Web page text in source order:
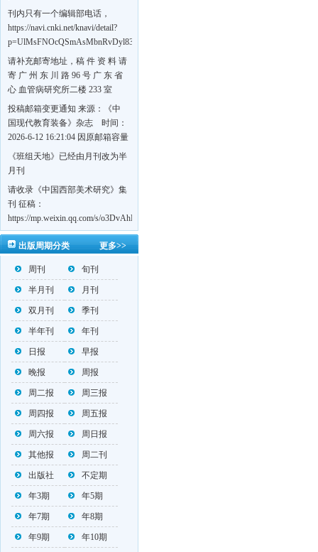
刊内只有一个编辑部电话，
https://navi.cnki.net/knavi/detail?
p=UlMsFNOcQSmAsMbnRvDyl83fGGu5dcrBYtF-
w7VFJdSWT5tem1RQ5W2sC5HRG-
S8mH75DuljrTVfVeoXxT4L0b-
Yrk7HaGd7C2w5FD7nrnLRR5Q57zsTTQ==&uniplatform=NZKPT&language=CHS
请补充邮寄地址，稿 件 资 料 请
寄 广 州 东 川 路 96 号 广 东 省
心 血管病研究所二楼 233 室
《岭南心血管病杂志》编辑部
收，
https://navi.cnki.net/knavi/detail?
BMxk-
109PkA==&uniplatform=NZKPT&language=CHS
投稿邮箱变更通知 来源：《中
国现代教育装备》杂志 时间：
2026-6-12 16:21:04 因原邮箱容量
有限，自即日起停止使用，我刊
投稿邮箱变更为 高教投稿邮
邮箱：bedu@cmee.net.cn
《班组天地》已经由月刊改为半
月刊
请收录《中国西部美术研究》集
刊 征稿：
https://mp.weixin.qq.com/s/o3DvAhL6jtTS9ASccwcwPQ
第一辑：
https://mp.weixin.qq.com/s/_w2OMIu6Gs1QL0b_JWhZAQ
更多>>
出版周期分类
周刊 旬刊
半月刊 月刊
双月刊 季刊
半年刊 年刊
日报 早报
晚报 周报
周二报 周三报
周四报 周五报
周六报 周日报
其他报 周二刊
出版社 不定期
年3期 年5期
年7期 年8期
年9期 年10期